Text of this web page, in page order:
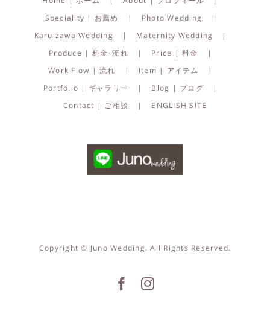
Speciality | お薦め
Photo Wedding
Karuizawa Wedding
Maternity Wedding
Produce | 料金･流れ
Price | 料金
Work Flow | 流れ
Item | アイテム
Portfolio | ギャラリー
Blog | ブログ
Contact | ご相談
ENGLISH SITE
Copyright © Juno Wedding. All Rights Reserved.
Facebook